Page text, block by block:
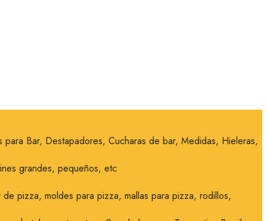
Bar, Destapadores, Cucharas de bar, Medidas, Hieleras,
grandes, pequeños, etc
pizza, moldes para pizza, mallas para pizza, rodillos,